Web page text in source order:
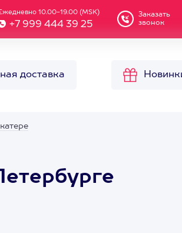
10.00-19.00 (MSK)
+7 999 444 39 25
Заказать
звонок
доставка